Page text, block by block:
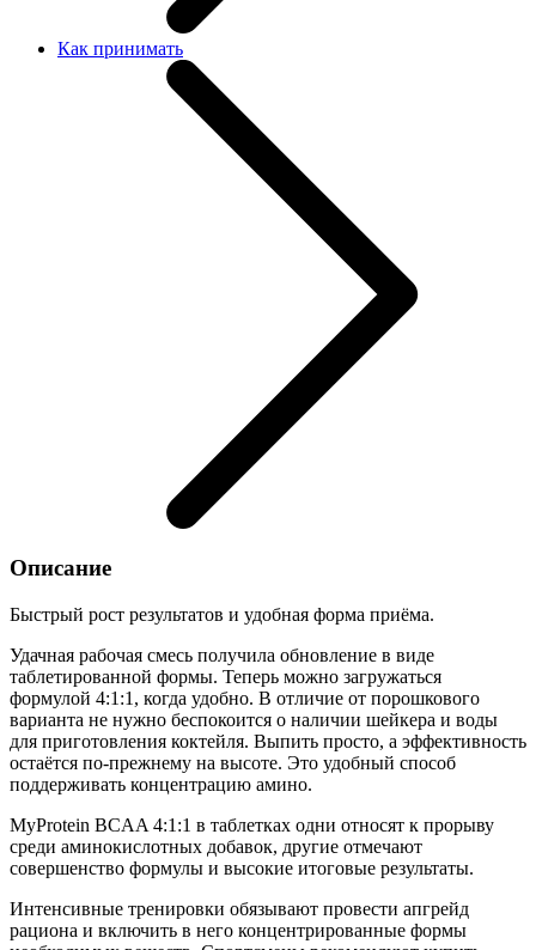
Как принимать
Описание
Быстрый рост результатов и удобная форма приёма.
Удачная рабочая смесь получила обновление в виде
таблетированной формы. Теперь можно загружаться
формулой 4:1:1, когда удобно. В отличие от порошкового
варианта не нужно беспокоится о наличии шейкера и воды
для приготовления коктейля. Выпить просто, а эффективность
остаётся по-прежнему на высоте. Это удобный способ
поддерживать концентрацию амино.
MyProtein BCAA 4:1:1 в таблетках одни относят к прорыву
среди аминокислотных добавок, другие отмечают
совершенство формулы и высокие итоговые результаты.
Интенсивные тренировки обязывают провести апгрейд
рациона и включить в него концентрированные формы